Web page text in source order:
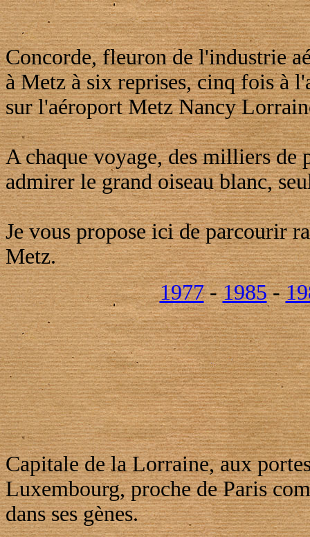
Concorde, fleuron de l'industrie
à Metz à six reprises, cinq fois à
sur l'aéroport Metz Nancy
A chaque voyage, des milliers de
admirer le grand oiseau blanc,
Je vous propose ici de parcourir
Metz.
1977-1985-
Capitale de la Lorraine, aux
Luxembourg, proche de Paris
dans ses gènes.